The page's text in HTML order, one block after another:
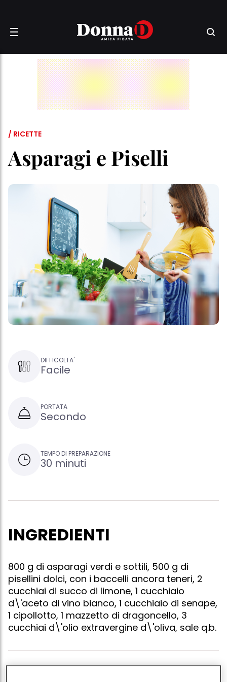
/ RICETTE
Asparagi e Piselli
DIFFICOLTA'
Facile
PORTATA
Secondo
TEMPO DI PREPARAZIONE
30 minuti
INGREDIENTI
800 g di asparagi verdi e sottili, 500 g di
pisellini dolci, con i baccelli ancora teneri, 2
cucchiai di succo di limone, 1 cucchiaio
d\'aceto di vino bianco, 1 cucchiaio di senape,
1 cipollotto, 1 mazzetto di dragoncello, 3
cucchiai d\'olio extravergine d\'oliva, sale q.b.